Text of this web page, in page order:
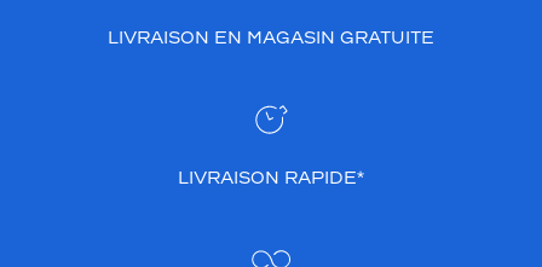
LIVRAISON EN MAGASIN GRATUITE
LIVRAISON RAPIDE*